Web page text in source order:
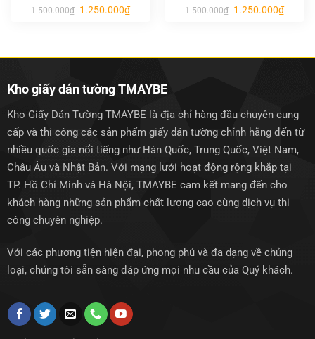
1.500.000₫ Giá
1.250.000₫Giá
hiện
1.500.000₫ Giá
1.250.000₫Giá
hiện
Kho giấy dán tường TMAYBE
Kho Giấy Dán Tường TMAYBE là địa chỉ hàng đầu chuyên cung
cấp và thi công các sản phẩm giấy dán tường chính hãng đến từ
nhiều quốc gia nổi tiếng như Hàn Quốc, Trung Quốc, Việt Nam,
Châu Âu và Nhật Bản. Với mạng lưới hoạt động rộng khắp tại
TP. Hồ Chí Minh và Hà Nội, TMAYBE cam kết mang đến cho
khách hàng những sản phẩm chất lượng cao cùng dịch vụ thi
công chuyên nghiệp.
Với các phương tiện hiện đại, phong phú và đa dạng về chủng
loại, chúng tôi sẵn sàng đáp ứng mọi nhu cầu của Quý khách.